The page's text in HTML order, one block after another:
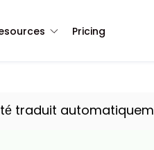
Pricing
traduit